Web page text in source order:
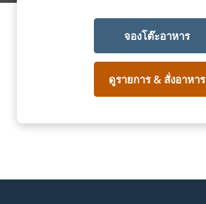
จองโต๊ะอาหาร
ดูรายการ & สั่งอาหาร